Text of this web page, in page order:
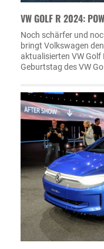
VW GOLF R 2024:
Noch schärfer und
bringt Volkswagen
aktualisierten VW Golf
Geburtstag des VW